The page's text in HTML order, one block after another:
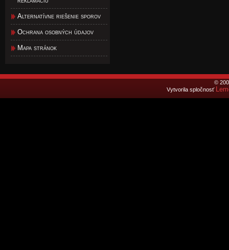
Alternatívne riešenie sporov
Ochrana osobných údajov
Mapa stránok
©
Vytvorila spločnosť